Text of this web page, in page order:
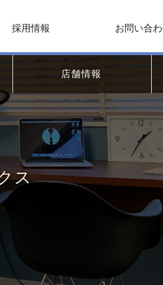
採用情報 お問い合
店舗情報
ス